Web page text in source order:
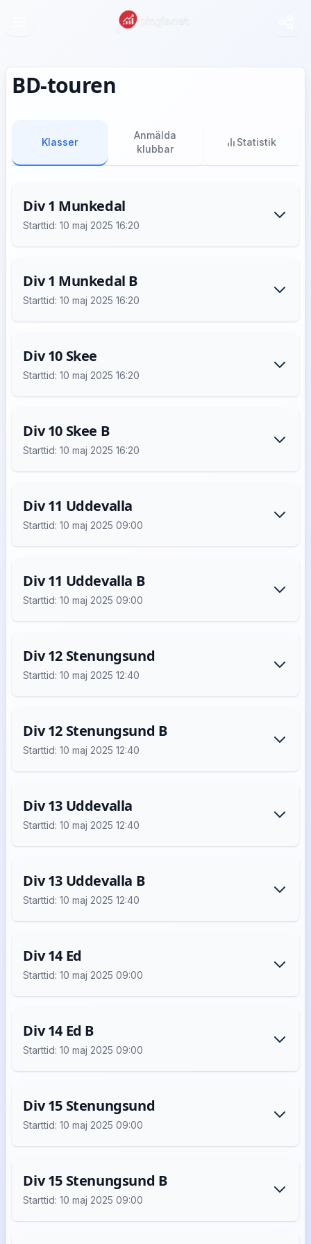
BD-touren
Klasser
Anmälda
klubbar
Statistik
Div 1 Munkedal
Starttid: 10 maj 2025 16:20
Div 1 Munkedal B
Starttid: 10 maj 2025 16:20
Div 10 Skee
Starttid: 10 maj 2025 16:20
Div 10 Skee B
Starttid: 10 maj 2025 16:20
Div 11 Uddevalla
Starttid: 10 maj 2025 09:00
Div 11 Uddevalla B
Starttid: 10 maj 2025 09:00
Div 12 Stenungsund
Starttid: 10 maj 2025 12:40
Div 12 Stenungsund B
Starttid: 10 maj 2025 12:40
Div 13 Uddevalla
Starttid: 10 maj 2025 12:40
Div 13 Uddevalla B
Starttid: 10 maj 2025 12:40
Div 14 Ed
Starttid: 10 maj 2025 09:00
Div 14 Ed B
Starttid: 10 maj 2025 09:00
Div 15 Stenungsund
Starttid: 10 maj 2025 09:00
Div 15 Stenungsund B
Starttid: 10 maj 2025 09:00